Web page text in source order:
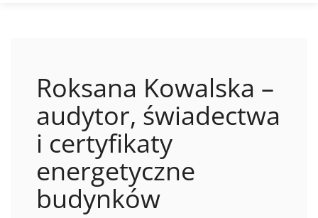
Roksana Kowalska –
audytor, świadectwa
i certyfikaty
energetyczne
budynków